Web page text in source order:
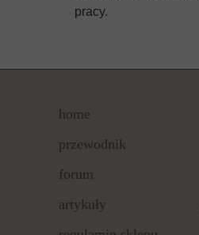
pracy.
home
przewodnik
forum
artykuły